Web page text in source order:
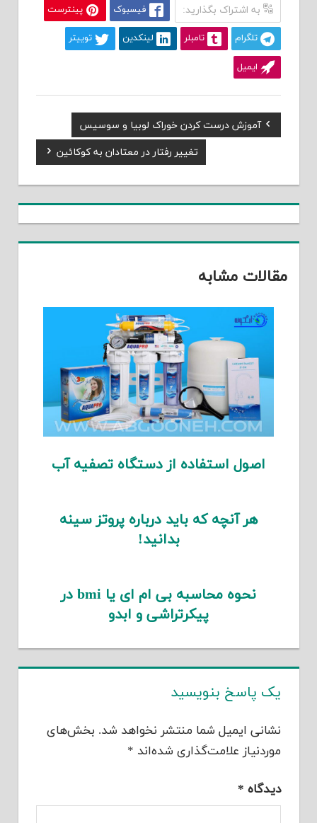
به اشتراک بگذارید: فیسبوک پینترست
تلگرام تامبلر لینکدین توییتر
ایمیل
راهبری
Previous
Post:
آموزش درست کردن خوراک لوبیا و سوسیس
تغییر رفتار در معتادان به کوکائین
مشابه
اصول استفاده از دستگاه تصفیه آب
هر آنچه که باید درباره پروتز سینه
بدانید!
نحوه محاسبه بی ام ای یا bmi در
پیکرتراشی و ابدو
یک پاسخ بنویسید
نشانی ایمیل شما منتشر نخواهد شد. بخش‌های
موردنیاز علامت‌گذاری شده‌اند*
دیدگاه*